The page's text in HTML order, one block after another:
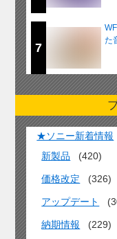
7
た
★ソニー新着情報
新製品
(420)
価格改定 (326)
アップデート
納期情報 (229)